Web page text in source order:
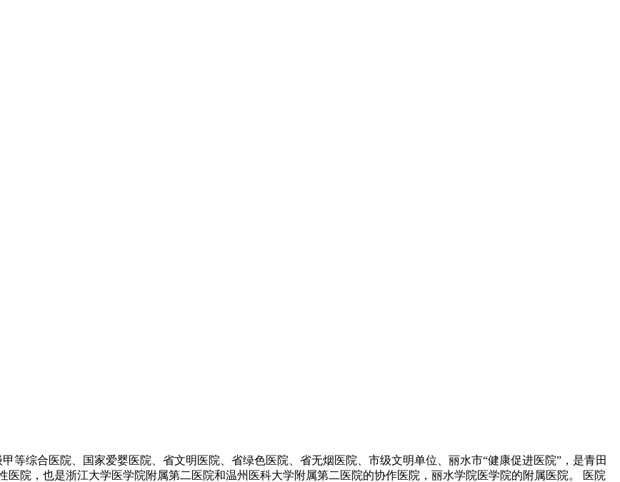
等综合医院、国家爱婴医院、省文明医院、省绿色医院、省无烟医院、市级文明单位、丽水市“健康促进医院”，是青田
院，也是浙江大学医学院附属第二医院和温州医科大学附属第二医院的协作医院，丽水学院医学院的附属医院。 医院